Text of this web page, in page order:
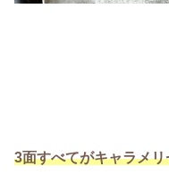
3面すべてがキャラメ